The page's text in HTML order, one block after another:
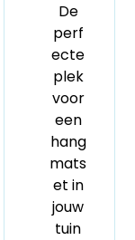
De
perf
ecte
plek
voor
een
hang
mats
et in
jouw
tuin